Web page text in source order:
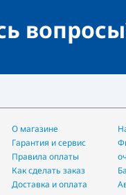
О магазине
Гарантия и сервис
Правила оплаты
Как сделать заказ
Доставка и оплата
фильтры и системы